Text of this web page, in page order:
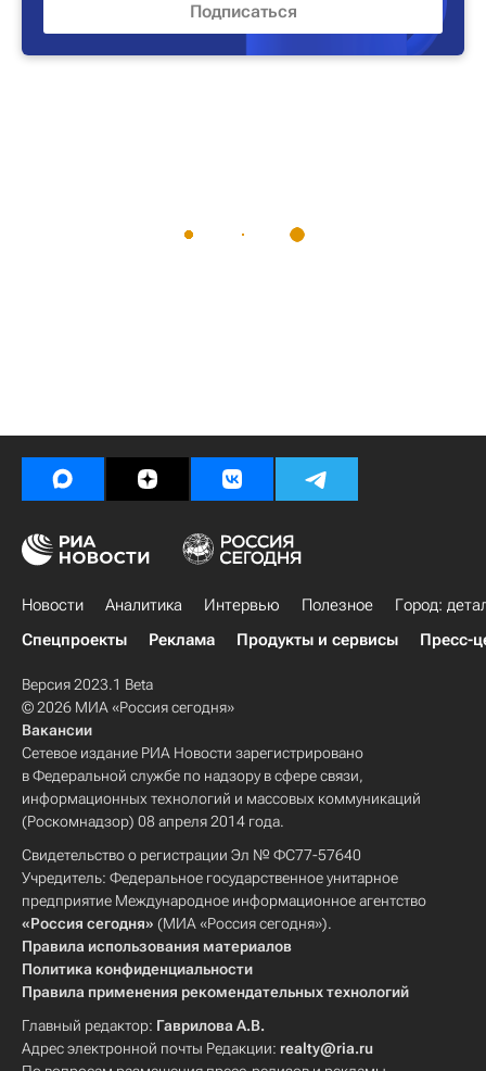
Новости Аналитика Интервью Полезное
Город:
Спецпроекты
Реклама Продукты и сервисы Пресс-
Версия 2023.1 Beta
© 2026 МИА «Россия сегодня»
Вакансии
Сетевое издание РИА Новости зарегистрировано
в Федеральной службе по надзору в сфере связи,
информационных технологий и массовых коммуникаций
(Роскомнадзор) 08 апреля 2014 года.
Свидетельство о регистрации Эл № ФС77-57640
Учредитель: Федеральное государственное унитарное
предприятие Международное информационное агентство
«Россия сегодня» (МИА «Россия сегодня»).
Правила использования материалов
Политика конфиденциальности
Правила применения рекомендательных технологий
Главный редактор: Гаврилова А.В.
Адрес электронной почты Редакции: realty@ria.ru